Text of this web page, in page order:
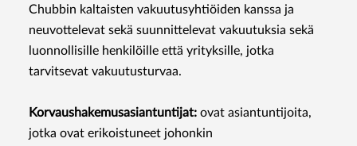
Chubbin kaltaisten vakuutusyhtiöiden kanssa ja
neuvottelevat sekä suunnittelevat vakuutuksia sekä
luonnollisille henkilöille että yrityksille, jotka
tarvitsevat vakuutusturvaa.
Korvaushakemusasiantuntijat: ovat asiantuntijoita,
jotka ovat erikoistuneet johonkin